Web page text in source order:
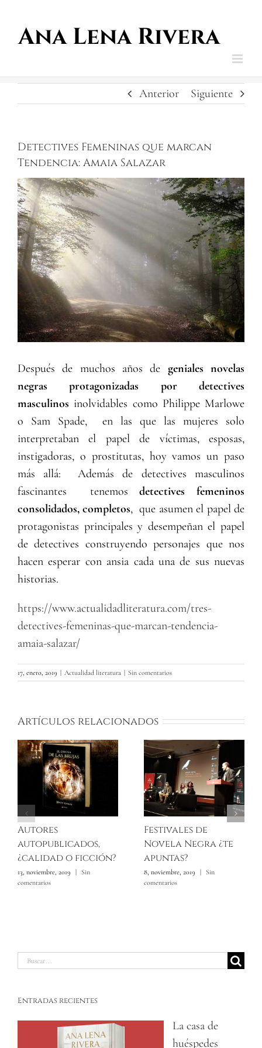
contenido
Anterior Siguiente
Detectives Femeninas que marcan
Tendencia: Amaia Salazar
Ver
imagen
más
grande
Después de muchos años de geniales novelas
negras protagonizadas por detectives
masculinos inolvidables como Philippe Marlowe
o Sam Spade, en las que las mujeres solo
interpretaban el papel de víctimas, esposas,
instigadoras, o prostitutas, hoy vamos un paso
más allá: Además de detectives masculinos
fascinantes tenemosdetectives femeninos
consolidados, completos, que asumen el papel de
protagonistas principales y desempeñan el papel
de detectives construyendo personajes que nos
hacen esperar con ansia cada una de sus nuevas
historias.
https://www.actualidadliteratura.com/tres-
detectives-femeninas-que-marcan-tendencia-
amaia-salazar/
17, enero, 2019 | Actualidad literatura | Sin comentarios
Artículos relacionados
Autores
autopublicados,
¿calidad o ficción?
13, noviembre, 2019 | Sin
comentarios
Festivales de
Novela Negra ¿te
apuntas?
8, noviembre, 2019 | Sin
comentarios
Buscar:
Entradas recientes
La casa de
huéspedes